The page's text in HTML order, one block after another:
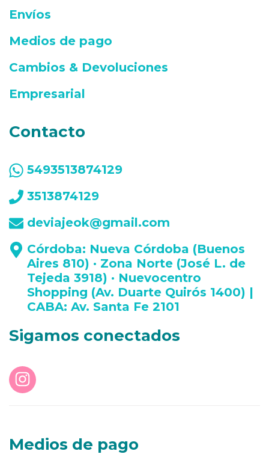
Envíos
Medios de pago
Cambios & Devoluciones
Empresarial
Contacto
5493513874129
3513874129
deviajeok@gmail.com
Córdoba: Nueva Córdoba (Buenos
Aires 810) · Zona Norte (José L. de
Tejeda 3918) · Nuevocentro
Shopping (Av. Duarte Quirós 1400) |
CABA: Av. Santa Fe 2101
Sigamos conectados
Medios de pago